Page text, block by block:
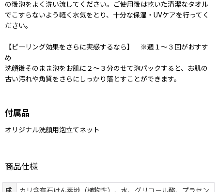
の後泡をよく洗い流してください。ご使用後は乾いた清潔なタオル
でこすらないよう軽く水気をとり、十分な保湿・UVケアを行ってく
ださい。
【ピーリング効果をさらに実感するなら】 ※週１〜３回がおすす
め
洗顔後そのまま泡をお肌に２〜３分のせて泡パックすると、お肌の
古い汚れや角質をさらにしっかり落とすことができます。
付属品
オリジナル洗顔用泡立てネット
商品仕様